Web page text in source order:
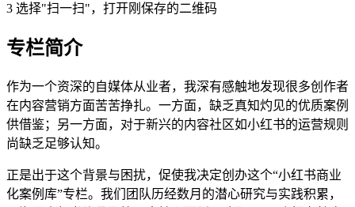
3 选择"扫一扫"，打开刚保存的二维码
专栏简介
作为一个资深的自媒体从业者，我深有感触地发现很多创作者
在内容营销方面苦苦挣扎。一方面，缺乏真知灼见的优质案例
供借鉴；另一方面，对于新兴的内容社区如小红书的运营规则
尚缺乏足够认知。
正是出于这个背景与困扰，促使我决定创办这个“小红书商业
化案例库”专栏。我们团队历经数月的潜心研究与实践积累，